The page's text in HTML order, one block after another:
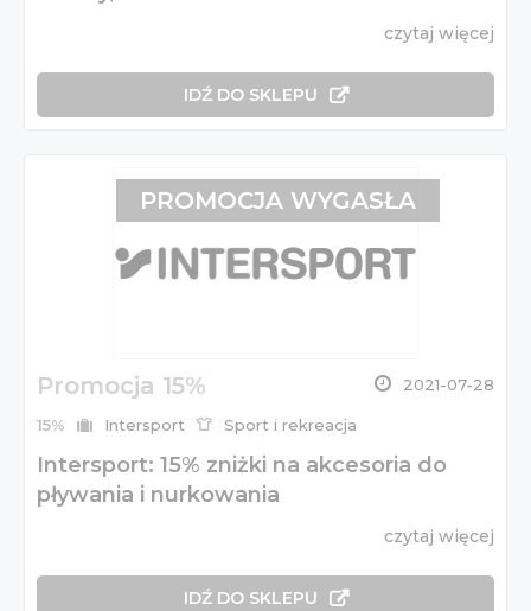
czytaj więcej
IDŹ DO SKLEPU
Promocja 15% 2021-07-28
15% Intersport Sport i rekreacja
Intersport: 15% zniżki na akcesoria do
pływania i nurkowania
czytaj więcej
IDŹ DO SKLEPU
PROMOCJA WYGASŁA